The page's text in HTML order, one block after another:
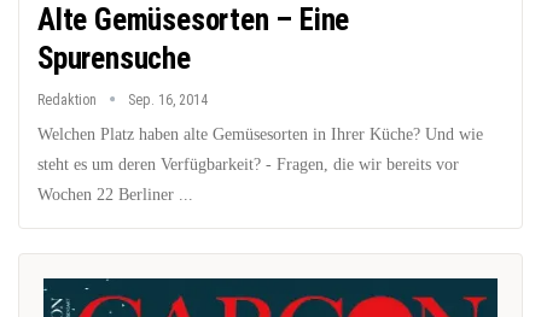
Alte Gemüsesorten – Eine
Spurensuche
Redaktion Sep. 16, 2014
Welchen Platz haben alte Gemüsesorten in Ihrer Küche? Und wie
steht es um deren Verfügbarkeit? - Fragen, die wir bereits vor
Wochen 22 Berliner ...